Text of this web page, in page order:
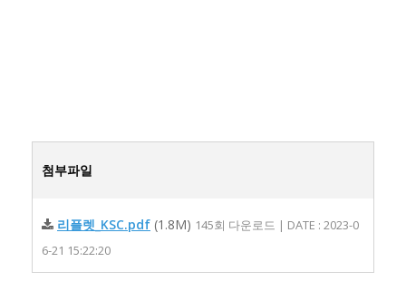
첨부파일
리플렛_KSC.pdf (1.8M) 145회 다운로드 | DATE : 2023-0
6-21 15:22:20